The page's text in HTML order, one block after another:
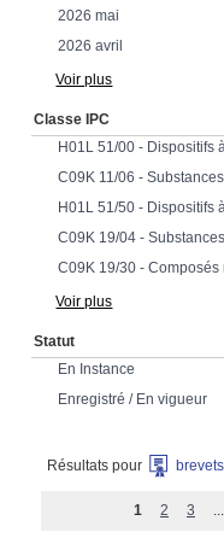
2026 mai
2026 avril
Voir plus
Classe IPC
Voir plus
Statut
En Instance
Enregistré / En vigueur
Résultats pour brevets
1 2 3